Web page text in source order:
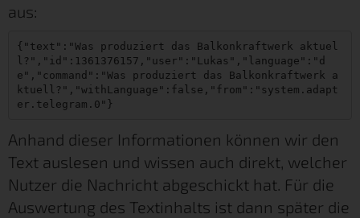
aus:
{"text":"Was produziert das Balkonkraftwerk aktuel
l?","id":1361376157,"user":"Lukas","language":"d
e","command":"Was produziert das Balkonkraftwerk a
ktuell?","withLanguage":false,"from":"system.adapt
er.telegram.0"}
Anhand dieser Informationen können wir den
Text auslesen und wissen auch direkt, welcher
Nutzer die Nachricht abgeschickt hat. Für die
Auswertung des Textinhalts ist dann später die